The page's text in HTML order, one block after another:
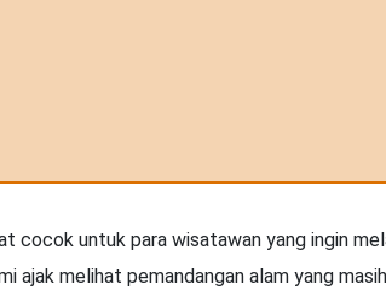
cocok untuk para wisatawan yang ingin
ajak melihat pemandangan alam yang